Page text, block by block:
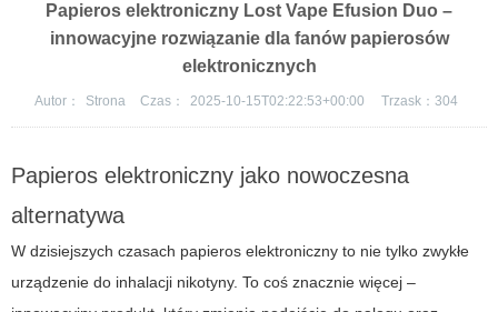
Papieros elektroniczny Lost Vape Efusion Duo –
innowacyjne rozwiązanie dla fanów papierosów
elektronicznych
Autor： Strona Czas： 2025-10-15T02:22:53+00:00 Trzask： 304
Papieros elektroniczny jako nowoczesna
alternatywa
W dzisiejszych czasach papieros elektroniczny to nie tylko zwykłe
urządzenie do inhalacji nikotyny. To coś znacznie więcej –